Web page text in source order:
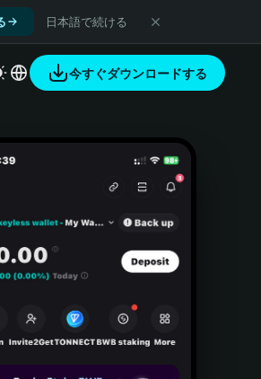
日本語で続ける
今すぐダウンロードする